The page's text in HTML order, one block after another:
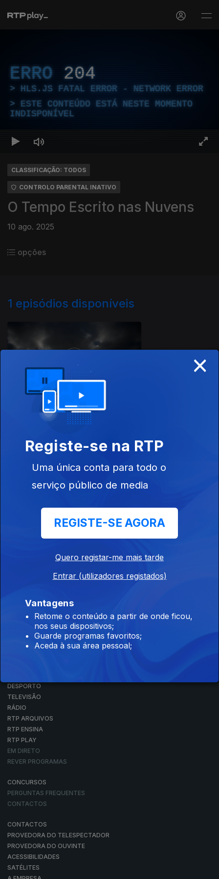
ERRO 204
HLS.JS FATAL ERROR - NETWORK ERROR
ESTE CONTEÚDO ESTÁ NESTE MOMENTO
INDISPONÍVEL
CLASSIFICAÇÃO: TODOS
CONTROLO PARENTAL INATIVO
O Tempo Escrito nas Nuvens
10 ago. 2025
opções
1 episódios disponíveis
Instale a aplicaçãoRTP Play
Disponível para iOS, Android, Apple TV, Android TV e
DESPORTO
TELEVISÃO
RÁDIO
RTP ARQUIVOS
RTP ENSINA
RTP PLAY
EM DIRETO
REVER PROGRAMAS
CONCURSOS
PERGUNTAS FREQUENTES
CONTACTOS
CONTACTOS
PROVEDORA DO TELESPECTADOR
PROVEDORA DO OUVINTE
ACESSIBILIDADES
SATÉLITES
×
Registe-se na RTP
Uma única conta para todo o
serviço público de media
REGISTE-SE AGORA
Quero registar-me mais tarde
Entrar (utilizadores registados)
Vantagens
Retome o conteúdo a partir de onde ficou,
nos seus dispositivos;
Guarde programas favoritos;
Aceda à sua área pessoal;